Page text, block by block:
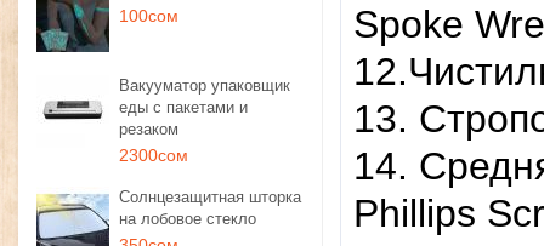
100сом
Вакууматор упаковщик
еды с пакетами и
резаком
2300сом
Солнцезащитная шторка
на лобовое стекло
Spoke
13.
14.
Phillips